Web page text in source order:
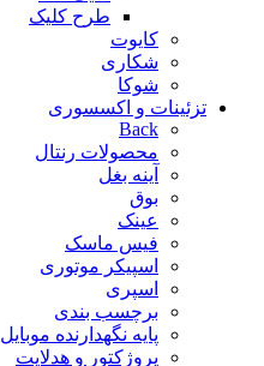
طرح کلیک
کایوت
شکاری
شوکا
تزئینات و اکسسوری
Back
محصولات رنتال
آینه بغل
بوق
عینک
فیس ماسک
اسپیکر موتوری
اسپری
برچسب بندی
پایه نگهدارنده موبایل
پروژکتور و هدلایت